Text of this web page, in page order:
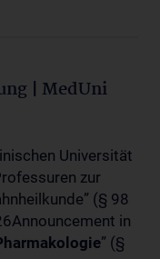
| MedUni
Universität
zur
(§ 98
in
” (§